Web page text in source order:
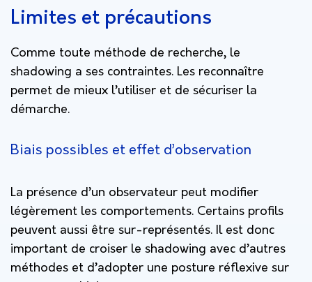
Limites et précautions
Comme toute méthode de recherche, le
shadowing a ses contraintes. Les reconnaître
permet de mieux l’utiliser et de sécuriser la
démarche.
Biais possibles et effet d’observation
La présence d’un observateur peut modifier
légèrement les comportements. Certains profils
peuvent aussi être sur-représentés. Il est donc
important de croiser le shadowing avec d’autres
méthodes et d’adopter une posture réflexive sur